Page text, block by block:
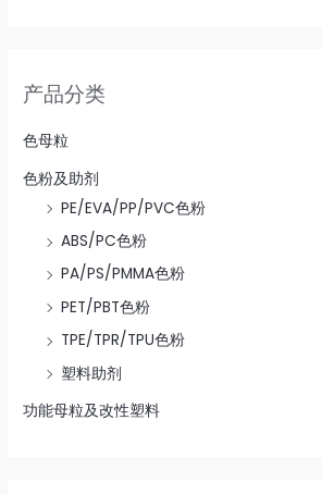
产品分类
色母粒
色粉及助剂
PE/EVA/PP/PVC色粉
ABS/PC色粉
PA/PS/PMMA色粉
PET/PBT色粉
TPE/TPR/TPU色粉
塑料助剂
功能母粒及改性塑料